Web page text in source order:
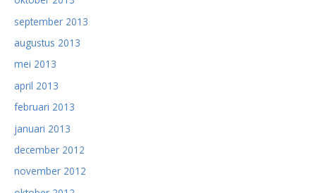
september 2013
augustus 2013
mei 2013
april 2013
februari 2013
januari 2013
december 2012
november 2012